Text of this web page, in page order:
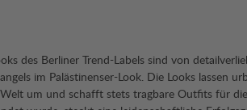
des Berliner Trend-Labels sind von
im Palästinenser-Look. Die Looks lassen
um und schafft stets tragbare Outfits für